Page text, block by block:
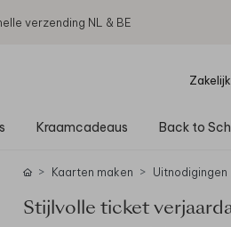
verzending NL & BE
Zakelijk
Kraamcadeaus Back to
Kaarten maken Uitnodigingen
Stijlvolle ticket